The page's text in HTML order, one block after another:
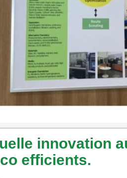
innovation
efficients.